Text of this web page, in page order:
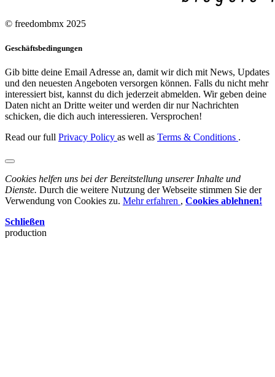
© freedombmx 2025
Geschäftsbedingungen
Gib bitte deine Email Adresse an, damit wir dich mit News, Updates
und den neuesten Angeboten versorgen können. Falls du nicht mehr
interessiert bist, kannst du dich jederzeit abmelden. Wir geben deine
Daten nicht an Dritte weiter und werden dir nur Nachrichten
schicken, die dich auch interessieren. Versprochen!
Read our full Privacy Policy as well as Terms & Conditions .
Cookies helfen uns bei der Bereitstellung unserer Inhalte und
Dienste. Durch die weitere Nutzung der Webseite stimmen Sie der
Verwendung von Cookies zu. Mehr erfahren , Cookies ablehnen!
Schließen
production